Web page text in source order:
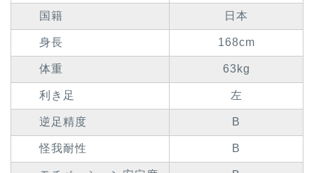
国籍 日本
身長 168cm
体重 63kg
利き足 左
逆足精度 B
怪我耐性 B